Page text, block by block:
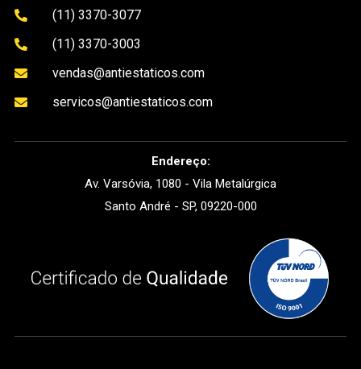
 (11) 3370-3077
 (11) 3370-3003
 vendas@antiestaticos.com
 servicos@antiestaticos.com
Endereço:
Av. Varsóvia, 1080 - Vila Metalúrgica
Santo André - SP, 09220-000